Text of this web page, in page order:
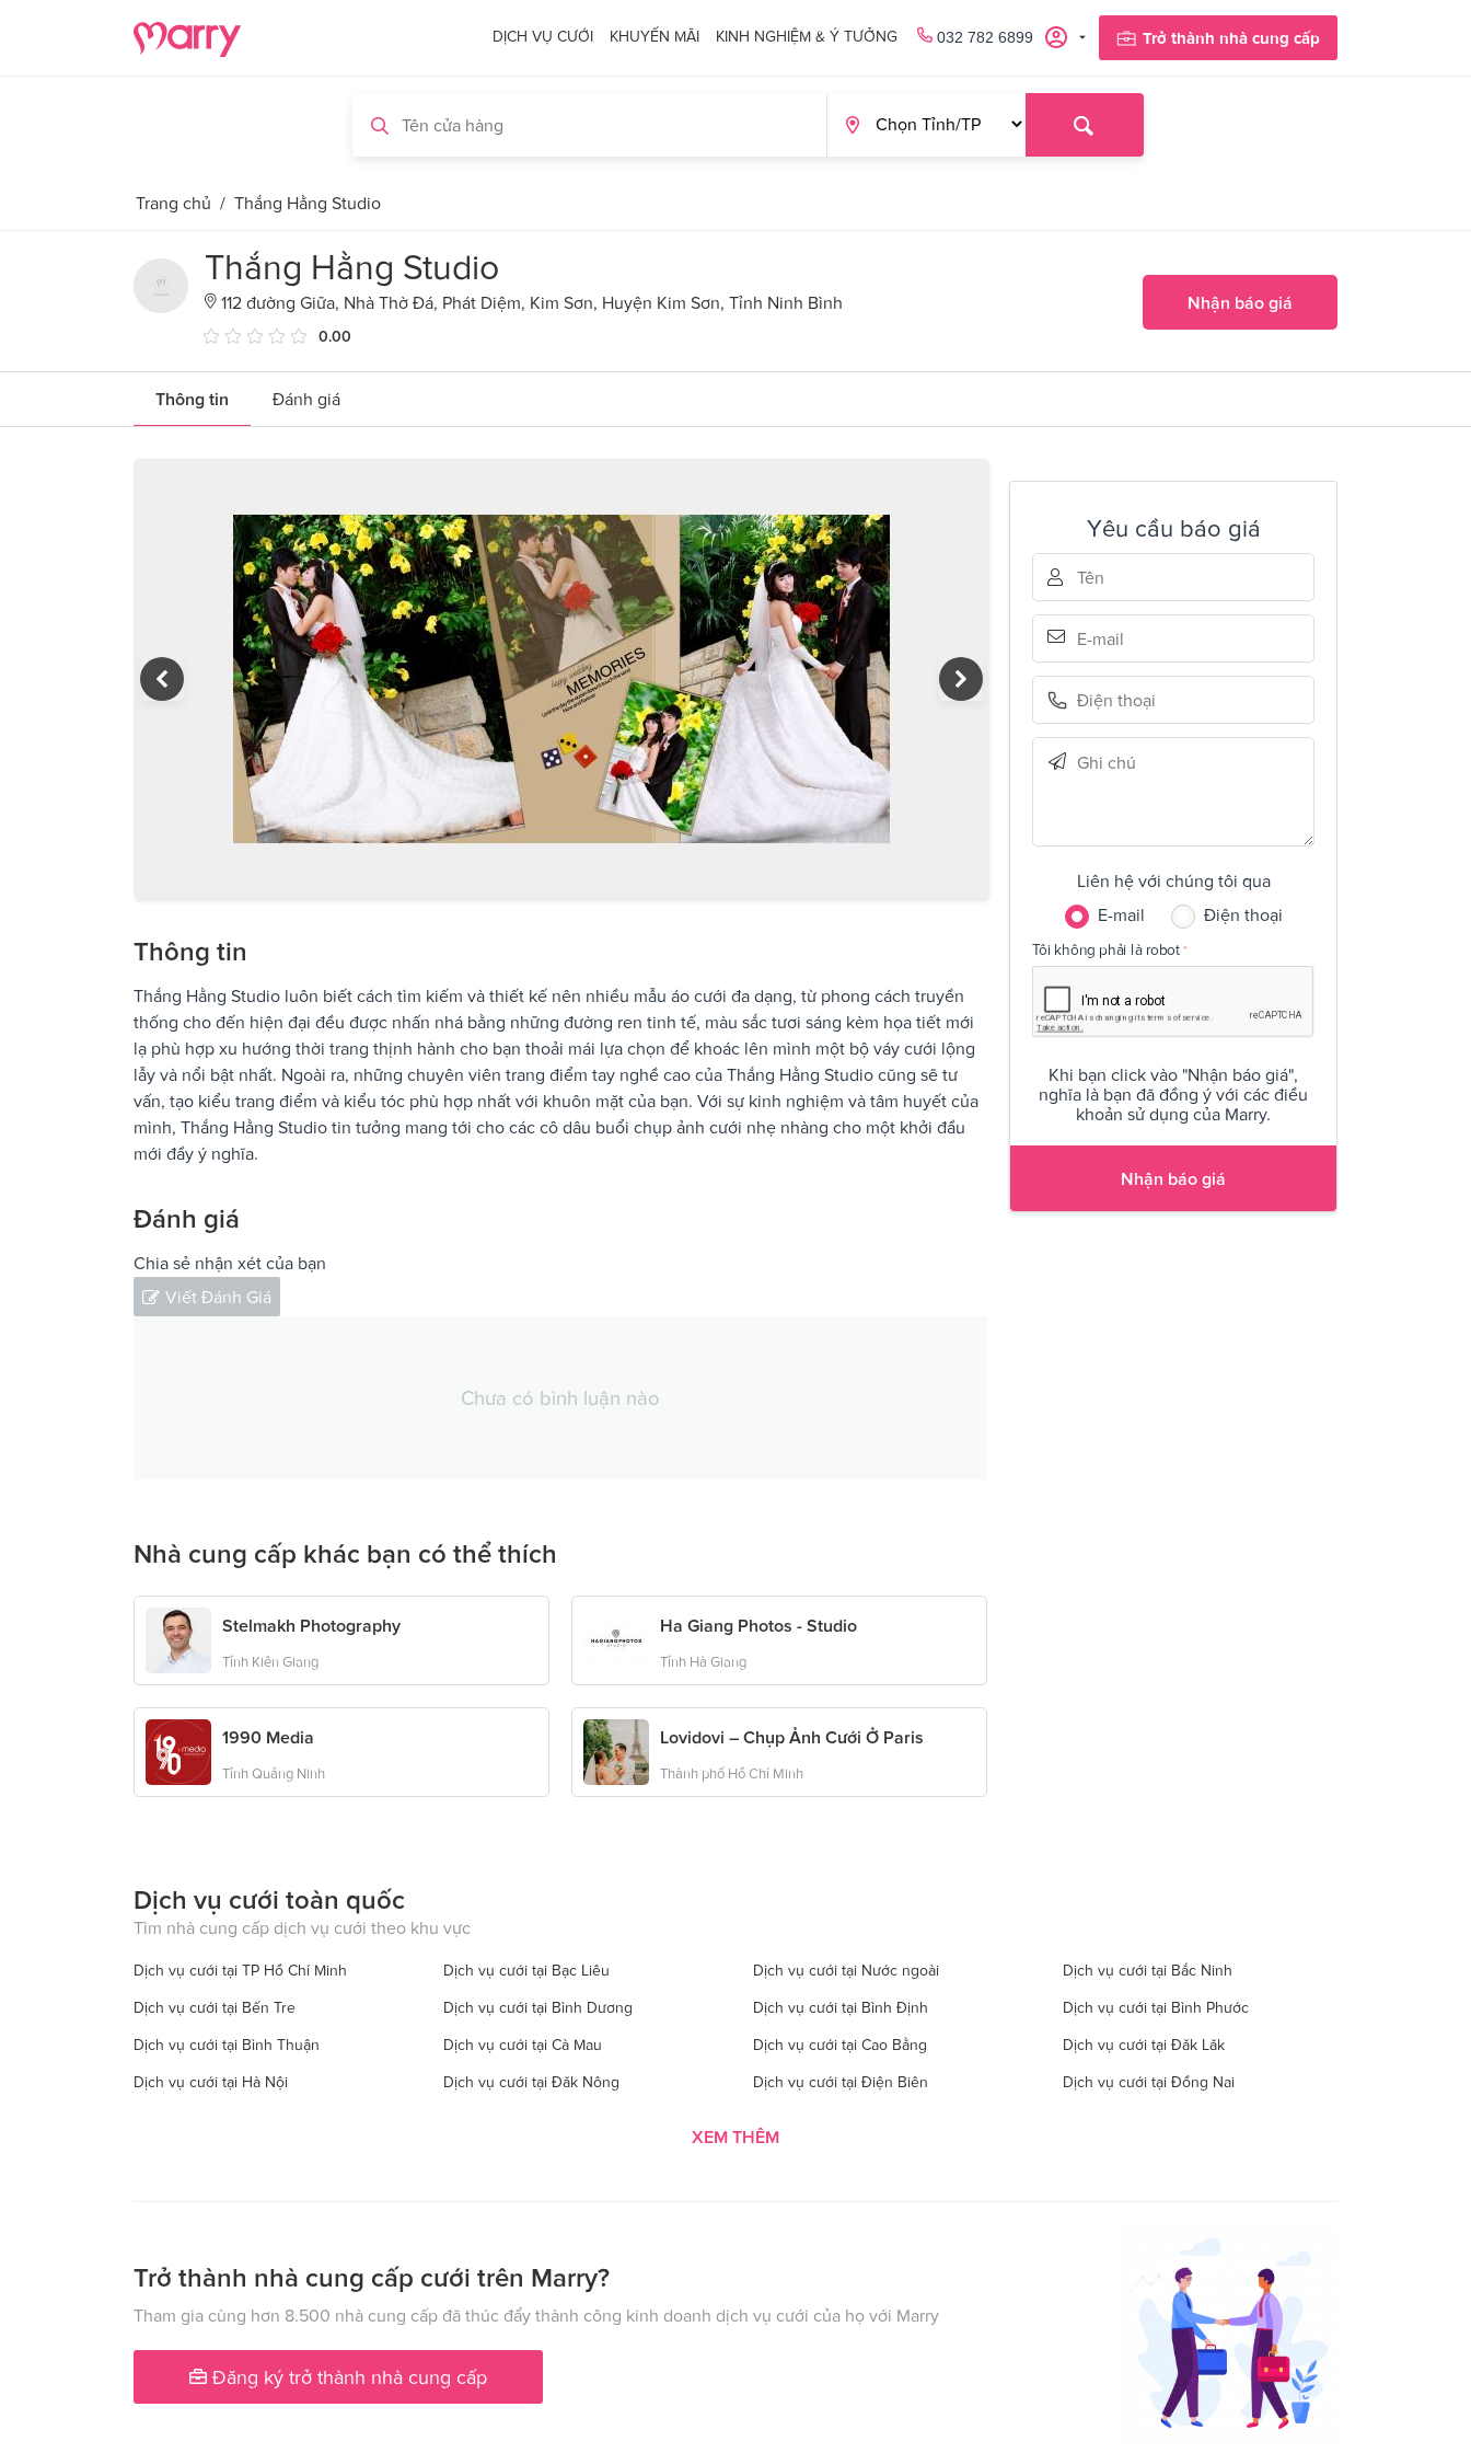
Trở thành nhà cung cấp
032 782 6899
DỊCH VỤ CƯỚI KHUYẾN MÃI KINH NGHIỆM & Ý TƯỞNG
Trang chủ / Thắng Hằng Studio
Thắng Hằng Studio
112 đường Giữa, Nhà Thờ Đá, Phát Diệm, Kim Sơn, Huyện Kim Sơn, Tỉnh Ninh Bình
0.00
Nhận báo giá
Thông tin Đánh giá
Thông tin
Thắng Hằng Studio luôn biết cách tìm kiếm và thiết kế nên nhiều mẫu áo cưới đa dạng, từ phong cách truyền
thống cho đến hiện đại đều được nhấn nhá bằng những đường ren tinh tế, màu sắc tươi sáng kèm họa tiết mới
lạ phù hợp xu hướng thời trang thịnh hành cho bạn thoải mái lựa chọn để khoác lên mình một bộ váy cưới lộng
lẫy và nổi bật nhất. Ngoài ra, những chuyên viên trang điểm tay nghề cao của Thắng Hằng Studio cũng sẽ tư
vấn, tạo kiểu trang điểm và kiểu tóc phù hợp nhất với khuôn mặt của bạn. Với sự kinh nghiệm và tâm huyết của
mình, Thắng Hằng Studio tin tưởng mang tới cho các cô dâu buổi chụp ảnh cưới nhẹ nhàng cho một khởi đầu
mới đầy ý nghĩa.
Đánh giá
Chia sẻ nhận xét của bạn
Viết Đánh Giá
Chưa có bình luận nào
Nhà cung cấp khác bạn có thể thích
Stelmakh Photography
Tỉnh Kiên Giang
Ha Giang Photos - Studio
Tỉnh Hà Giang
1990 Media
Tỉnh Quảng Ninh
Lovidovi – Chụp Ảnh Cưới Ở Paris
Thành phố Hồ Chí Minh
Yêu cầu báo giá
Liên hệ với chúng tôi qua
E-mail
Điện thoại
Tôi không phải là robot
Khi bạn click vào "Nhận báo giá",
nghĩa là bạn đã đồng ý với các điều
khoản sử dụng của Marry.
Nhận báo giá
Dịch vụ cưới toàn quốc
Tìm nhà cung cấp dịch vụ cưới theo khu vực
Dịch vụ cưới tại TP Hồ Chí Minh Dịch vụ cưới tại Bạc Liêu Dịch vụ cưới tại Nước ngoài Dịch vụ cưới tại Bắc Ninh
Dịch vụ cưới tại Bến Tre Dịch vụ cưới tại Bình Dương Dịch vụ cưới tại Bình Định Dịch vụ cưới tại Bình Phước
Dịch vụ cưới tại Bình Thuận Dịch vụ cưới tại Cà Mau Dịch vụ cưới tại Cao Bằng Dịch vụ cưới tại Đăk Lăk
Dịch vụ cưới tại Hà Nội Dịch vụ cưới tại Đăk Nông Dịch vụ cưới tại Điện Biên Dịch vụ cưới tại Đồng Nai
Dịch vụ cưới tại Lạng Sơn Dịch vụ cưới tại Lào Cai Dịch vụ cưới tại Long An
Dịch vụ cưới tại Nghệ An Dịch vụ cưới tại Ninh Bình Dịch vụ cưới tại Ninh Thuận
Dịch vụ cưới tại Quảng Nam
Dịch vụ cưới tại Quảng Ngãi Dịch vụ cưới tại Hải Phòng Dịch vụ cưới tại Quảng Trị
Dịch vụ cưới tại Thái Nguyên
XEM THÊM
Trở thành nhà cung cấp cưới trên Marry?
Tham gia cùng hơn 8.500 nhà cung cấp đã thúc đẩy thành công kinh doanh dịch vụ cưới của họ với Marry
Đăng ký trở thành nhà cung cấp